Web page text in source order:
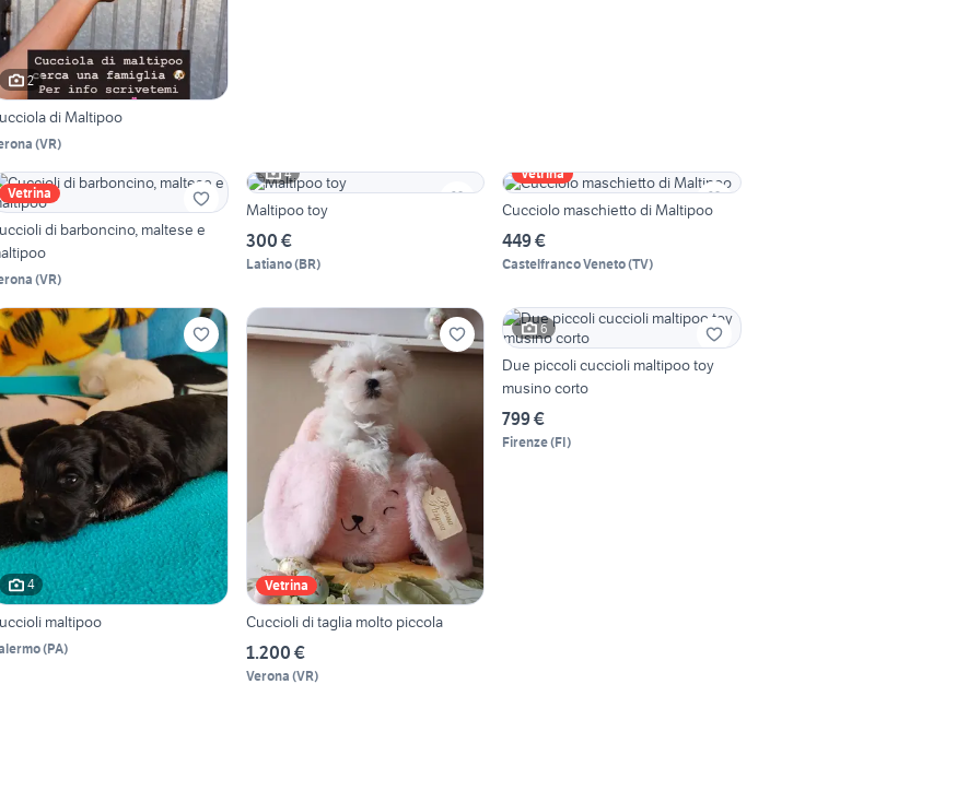
2
di Maltipoo
(VR)
Vetrina
di barboncino, maltese e
(VR)
4
Maltipoo toy
300 €
Latiano(BR)
Vetrina
Cucciolo maschietto di Maltipoo
449 €
Castelfranco Veneto(TV)
4
maltipoo
(PA)
Vetrina
Cuccioli di taglia molto piccola
1.200 €
Verona (VR)
6
Due piccoli cuccioli maltipoo toy
musino corto
799 €
Firenze(FI)